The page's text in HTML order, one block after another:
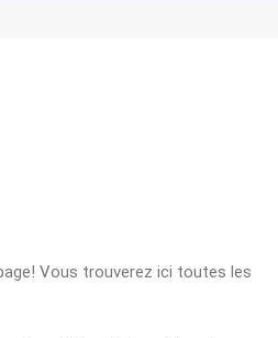
Vous trouverez ici toutes les